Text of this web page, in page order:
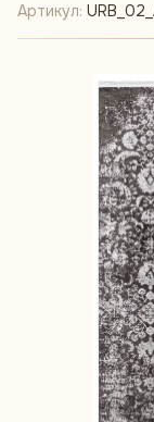
Артикул: